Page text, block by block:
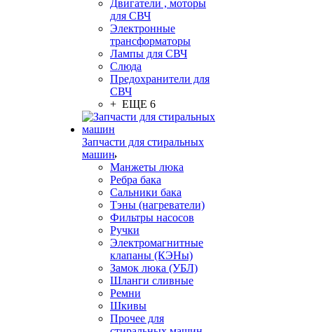
Двигатели , моторы
для СВЧ
Электронные
трансформаторы
Лампы для СВЧ
Слюда
Предохранители для
СВЧ
+ ЕЩЕ 6
Запчасти для стиральных
машин
Манжеты люка
Ребра бака
Сальники бака
Тэны (нагреватели)
Фильтры насосов
Ручки
Электромагнитные
клапаны (КЭНы)
Замок люка (УБЛ)
Шланги сливные
Ремни
Шкивы
Прочее для